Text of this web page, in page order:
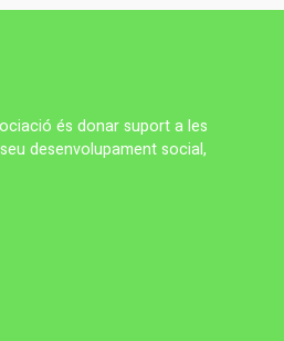
és donar suport a les
desenvolupament social,